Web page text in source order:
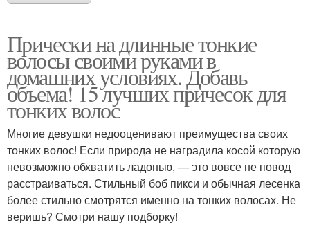
Прически на длинные тонкие
волосы своими руками в
домашних условиях. Добавь
объема! 15 лучших причесок для
тонких волос
Многие девушки недооценивают преимущества своих
тонких волос! Если природа не наградила косой которую
невозможно обхватить ладонью, — это вовсе не повод
расстраиваться. Стильный боб пикси и обычная лесенка
более стильно смотрятся именно на тонких волосах. Не
веришь? Смотри нашу подборку!